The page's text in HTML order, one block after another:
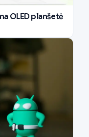
OLED planšetė